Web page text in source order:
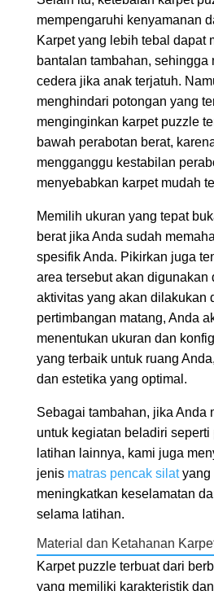
mempengaruhi kenyamanan
Karpet yang lebih tebal dapat
bantalan tambahan, sehingga
cedera jika anak terjatuh.
menghindari potongan yang
menginginkan karpet puzzle
bawah perabotan berat,
mengganggu kestabilan
menyebabkan karpet mudah
Memilih ukuran yang tepat
berat jika Anda sudah
spesifik Anda. Pikirkan juga
area tersebut akan digunakan
aktivitas yang akan dilakukan
pertimbangan matang, Anda
menentukan ukuran dan
yang terbaik untuk ruang
dan estetika yang optimal.
Sebagai tambahan, jika Anda
untuk kegiatan beladiri seperti
latihan lainnya, kami juga
jenis matras pencak silatyang
meningkatkan keselamatan
selama latihan.
Material dan Ketahanan
Karpet puzzle terbuat dari
yang memiliki karakteristik